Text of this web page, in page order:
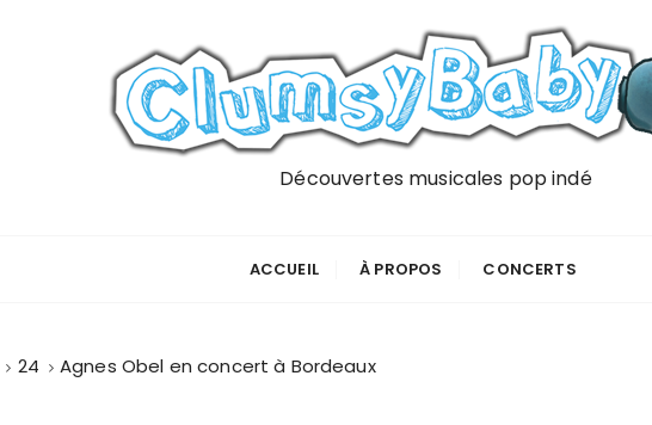
Découvertes musicales pop indé
ACCUEIL À PROPOS CONCERTS
24 Agnes Obel en concert à Bordeaux